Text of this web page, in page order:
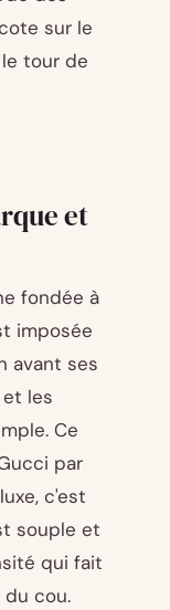
sur le
tour de
et
fondée à
imposée
avant ses
les
Ce
par
c'est
souple et
qui fait
cou.